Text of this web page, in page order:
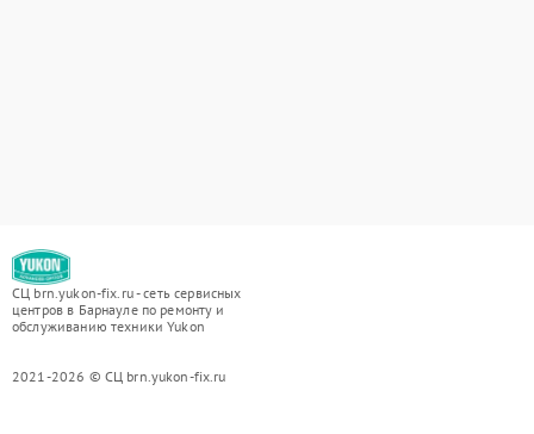
СЦ brn.yukon-fix.ru - сеть сервисных
центров в Барнауле по ремонту и
обслуживанию техники Yukon
2021-2026 © СЦ brn.yukon-fix.ru